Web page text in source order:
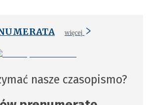
więcej
nasze czasopismo?